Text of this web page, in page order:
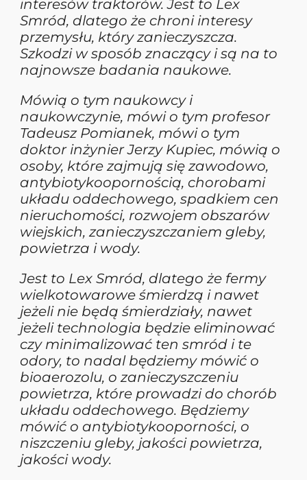
interesów traktorów. Jest to Lex
Smród, dlatego że chroni interesy
przemysłu, który zanieczyszcza.
Szkodzi w sposób znaczący i są na to
najnowsze badania naukowe.
Mówią o tym naukowcy i
naukowczynie, mówi o tym profesor
Tadeusz Pomianek, mówi o tym
doktor inżynier Jerzy Kupiec, mówią o
osoby, które zajmują się zawodowo,
antybiotykoopornością, chorobami
układu oddechowego, spadkiem cen
nieruchomości, rozwojem obszarów
wiejskich, zanieczyszczaniem gleby,
powietrza i wody.
Jest to Lex Smród, dlatego że fermy
wielkotowarowe śmierdzą i nawet
jeżeli nie będą śmierdziały, nawet
jeżeli technologia będzie eliminować
czy minimalizować ten smród i te
odory, to nadal będziemy mówić o
bioaerozolu, o zanieczyszczeniu
powietrza, które prowadzi do chorób
układu oddechowego. Będziemy
mówić o antybiotykooporności, o
niszczeniu gleby, jakości powietrza,
jakości wody.